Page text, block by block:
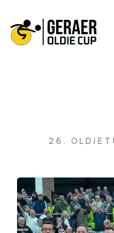
26.